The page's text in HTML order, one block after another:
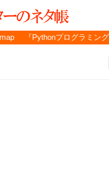
『Pythonプログラミン